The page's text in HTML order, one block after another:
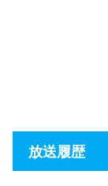
放送履歴